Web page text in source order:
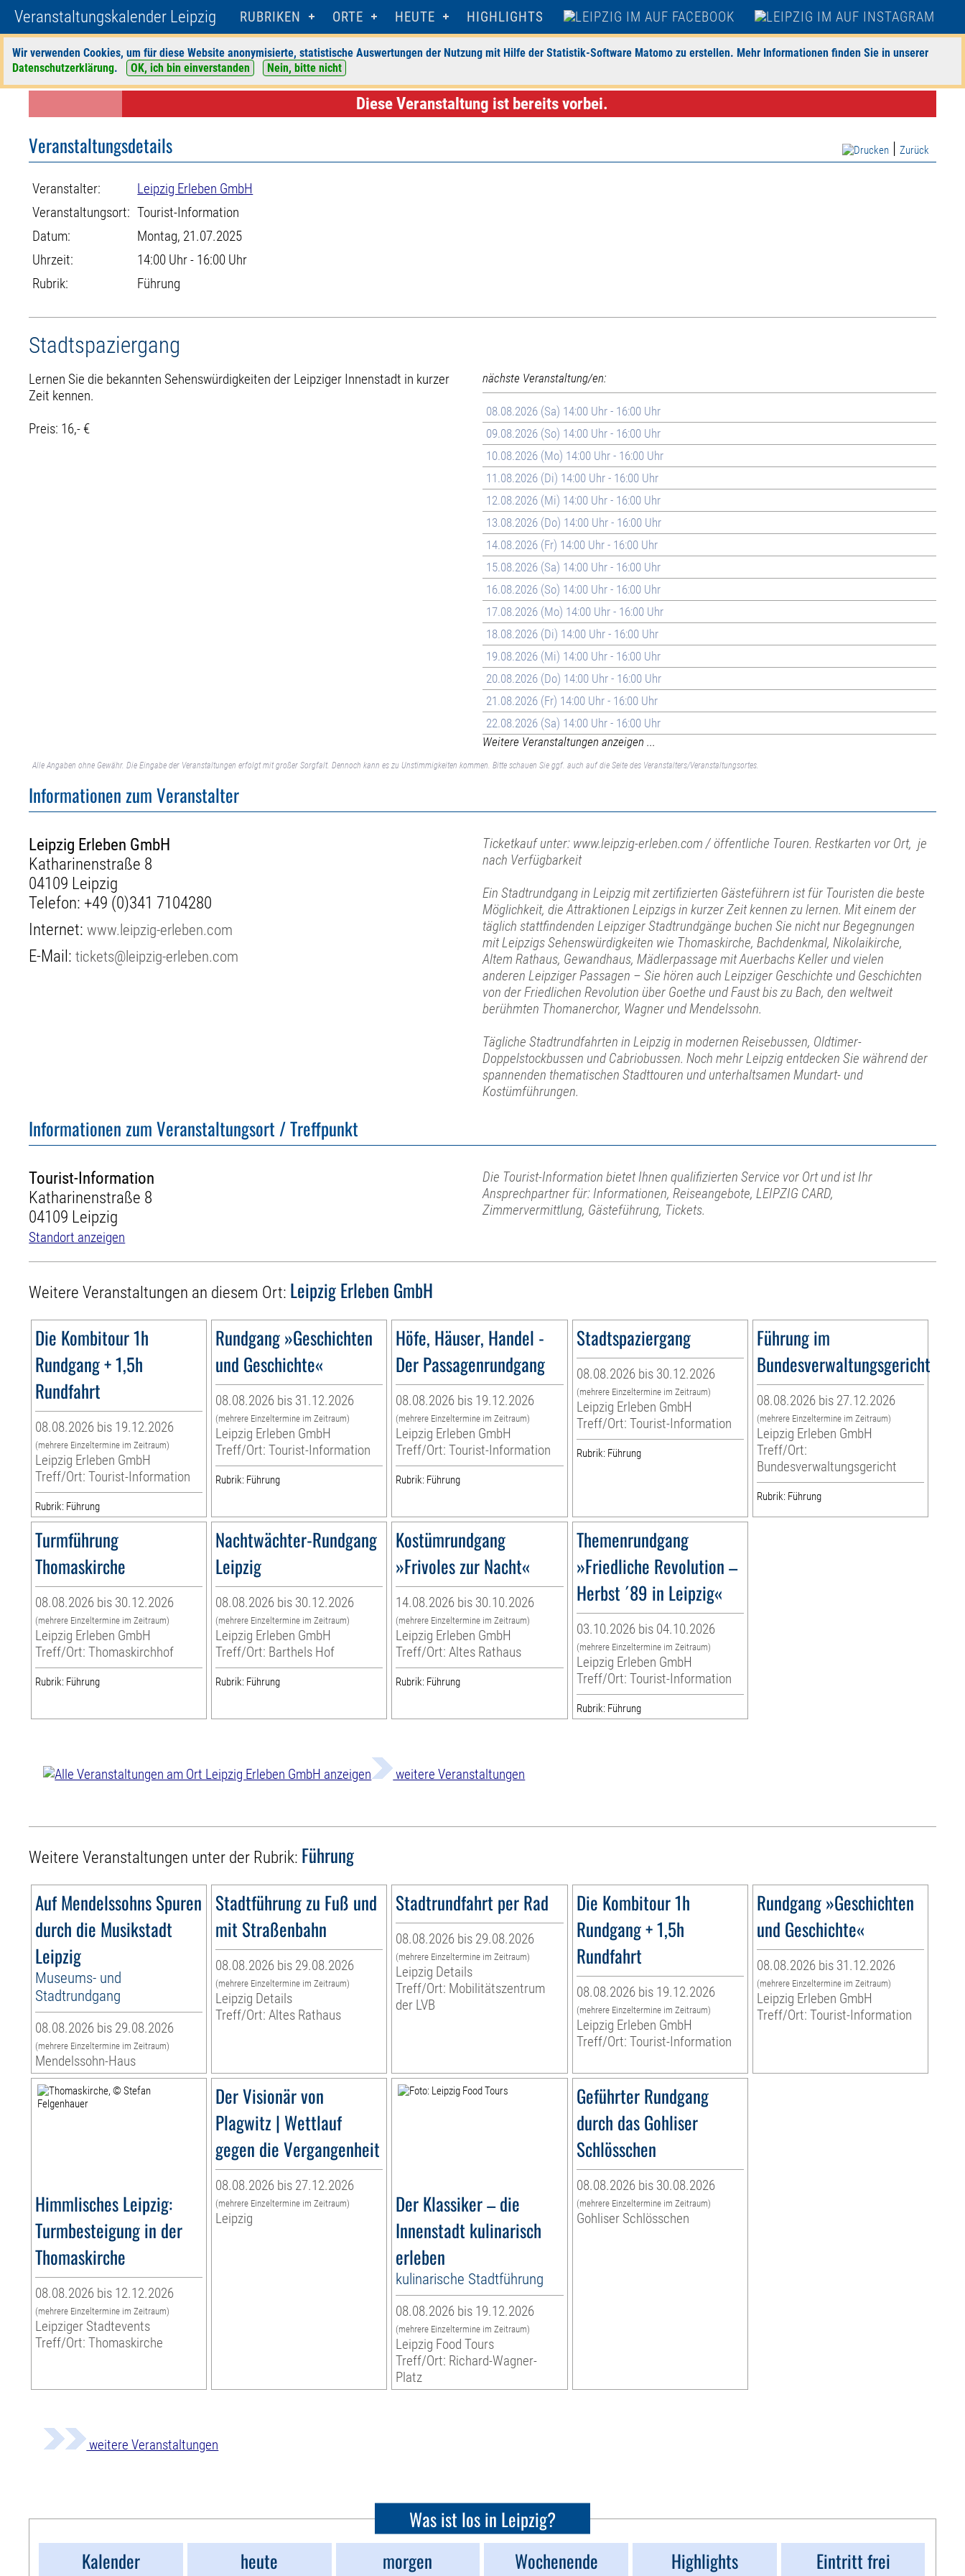
Veranstaltungskalender Leipzig RUBRIKEN ORTE HEUTE HIGHLIGHTS
Wir verwenden Cookies, um für diese Website anonymisierte, statistische Auswertungen der Nutzung mit Hilfe der Statistik-Software Matomo zu erstellen. Mehr Informationen finden Sie in unserer
Datenschutzerklärung. OK, ich bin einverstanden Nein, bitte nicht
Startseite>Veranstaltungen>Suche >Führung>Leipzig Erleben GmbH> Veranstaltungsdetails
Diese Veranstaltung ist bereits vorbei.
| Zurück
Veranstaltungsdetails
Veranstalter:
Leipzig Erleben GmbH
Veranstaltungsort: Tourist-Information
Datum:
Montag, 21.07.2025
Uhrzeit:
14:00 Uhr - 16:00 Uhr
Rubrik:
Führung
Stadtspaziergang
Lernen Sie die bekannten Sehenswürdigkeiten der Leipziger Innenstadt in kurzer
Zeit kennen.
Preis: 16,- €
nächste Veranstaltung/en:
08.08.2026 (Sa) 14:00 Uhr - 16:00 Uhr
09.08.2026 (So) 14:00 Uhr - 16:00 Uhr
10.08.2026 (Mo) 14:00 Uhr - 16:00 Uhr
11.08.2026 (Di) 14:00 Uhr - 16:00 Uhr
12.08.2026 (Mi) 14:00 Uhr - 16:00 Uhr
13.08.2026 (Do) 14:00 Uhr - 16:00 Uhr
14.08.2026 (Fr) 14:00 Uhr - 16:00 Uhr
15.08.2026 (Sa) 14:00 Uhr - 16:00 Uhr
16.08.2026 (So) 14:00 Uhr - 16:00 Uhr
17.08.2026 (Mo) 14:00 Uhr - 16:00 Uhr
18.08.2026 (Di) 14:00 Uhr - 16:00 Uhr
19.08.2026 (Mi) 14:00 Uhr - 16:00 Uhr
20.08.2026 (Do) 14:00 Uhr - 16:00 Uhr
21.08.2026 (Fr) 14:00 Uhr - 16:00 Uhr
22.08.2026 (Sa) 14:00 Uhr - 16:00 Uhr
Weitere Veranstaltungen anzeigen ...
Alle Angaben ohne Gewähr. Die Eingabe der Veranstaltungen erfolgt mit großer Sorgfalt. Dennoch kann es zu Unstimmigkeiten kommen. Bitte schauen Sie ggf. auch auf die Seite des Veranstalters/Veranstaltungsortes.
Informationen zum Veranstalter
Leipzig Erleben GmbH
Katharinenstraße 8
04109 Leipzig
Telefon: +49 (0)341 7104280
Internet:www.leipzig-erleben.com
E-Mail:tickets@leipzig-erleben.com
Ticketkauf unter: www.leipzig-erleben.com / öffentliche Touren. Restkarten vor Ort, je
nach Verfügbarkeit
Ein Stadtrundgang in Leipzig mit zertifizierten Gästeführern ist für Touristen die beste
Möglichkeit, die Attraktionen Leipzigs in kurzer Zeit kennen zu lernen. Mit einem der
täglich stattfindenden Leipziger Stadtrundgänge buchen Sie nicht nur Begegnungen
mit Leipzigs Sehenswürdigkeiten wie Thomaskirche, Bachdenkmal, Nikolaikirche,
Altem Rathaus, Gewandhaus, Mädlerpassage mit Auerbachs Keller und vielen
anderen Leipziger Passagen – Sie hören auch Leipziger Geschichte und Geschichten
von der Friedlichen Revolution über Goethe und Faust bis zu Bach, den weltweit
berühmten Thomanerchor, Wagner und Mendelssohn.
Tägliche Stadtrundfahrten in Leipzig in modernen Reisebussen, Oldtimer-
Doppelstockbussen und Cabriobussen. Noch mehr Leipzig entdecken Sie während der
spannenden thematischen Stadttouren und unterhaltsamen Mundart- und
Kostümführungen.
Informationen zum Veranstaltungsort / Treffpunkt
Tourist-Information
Katharinenstraße 8
04109 Leipzig
Standort anzeigen
Die Tourist-Information bietet Ihnen qualifizierten Service vor Ort und ist Ihr
Ansprechpartner für: Informationen, Reiseangebote, LEIPZIG CARD,
Zimmervermittlung, Gästeführung, Tickets.
Weitere Veranstaltungen an diesem Ort: Leipzig Erleben GmbH
Die Kombitour 1h
Rundgang + 1,5h
Rundfahrt
08.08.2026 bis 19.12.2026
(mehrere Einzeltermine im Zeitraum)
Leipzig Erleben GmbH
Treff/Ort: Tourist-Information
Rubrik: Führung
Rundgang »Geschichten
und Geschichte«
08.08.2026 bis 31.12.2026
(mehrere Einzeltermine im Zeitraum)
Leipzig Erleben GmbH
Treff/Ort: Tourist-Information
Rubrik: Führung
Höfe, Häuser, Handel -
Der Passagenrundgang
08.08.2026 bis 19.12.2026
(mehrere Einzeltermine im Zeitraum)
Leipzig Erleben GmbH
Treff/Ort: Tourist-Information
Rubrik: Führung
Stadtspaziergang
08.08.2026 bis 30.12.2026
(mehrere Einzeltermine im Zeitraum)
Leipzig Erleben GmbH
Treff/Ort: Tourist-Information
Rubrik: Führung
Führung im
Bundesverwaltungsgericht
08.08.2026 bis 27.12.2026
(mehrere Einzeltermine im Zeitraum)
Leipzig Erleben GmbH
Treff/Ort:
Bundesverwaltungsgericht
Rubrik: Führung
Turmführung
Thomaskirche
08.08.2026 bis 30.12.2026
(mehrere Einzeltermine im Zeitraum)
Leipzig Erleben GmbH
Treff/Ort: Thomaskirchhof
Rubrik: Führung
Nachtwächter-Rundgang
Leipzig
08.08.2026 bis 30.12.2026
(mehrere Einzeltermine im Zeitraum)
Leipzig Erleben GmbH
Treff/Ort: Barthels Hof
Rubrik: Führung
Kostümrundgang
»Frivoles zur Nacht«
14.08.2026 bis 30.10.2026
(mehrere Einzeltermine im Zeitraum)
Leipzig Erleben GmbH
Treff/Ort: Altes Rathaus
Rubrik: Führung
Themenrundgang
»Friedliche Revolution –
Herbst ´89 in Leipzig«
03.10.2026 bis 04.10.2026
(mehrere Einzeltermine im Zeitraum)
Leipzig Erleben GmbH
Treff/Ort: Tourist-Information
Rubrik: Führung
weitere Veranstaltungen
Weitere Veranstaltungen unter der Rubrik: Führung
Auf Mendelssohns Spuren
durch die Musikstadt
Leipzig
Museums- und
Stadtrundgang
08.08.2026 bis 29.08.2026
(mehrere Einzeltermine im Zeitraum)
Mendelssohn-Haus
Stadtführung zu Fuß und
mit Straßenbahn
08.08.2026 bis 29.08.2026
(mehrere Einzeltermine im Zeitraum)
Leipzig Details
Treff/Ort: Altes Rathaus
Stadtrundfahrt per Rad
08.08.2026 bis 29.08.2026
(mehrere Einzeltermine im Zeitraum)
Leipzig Details
Treff/Ort: Mobilitätszentrum
der LVB
Die Kombitour 1h
Rundgang + 1,5h
Rundfahrt
08.08.2026 bis 19.12.2026
(mehrere Einzeltermine im Zeitraum)
Leipzig Erleben GmbH
Treff/Ort: Tourist-Information
Rundgang »Geschichten
und Geschichte«
08.08.2026 bis 31.12.2026
(mehrere Einzeltermine im Zeitraum)
Leipzig Erleben GmbH
Treff/Ort: Tourist-Information
Himmlisches Leipzig:
Turmbesteigung in der
Thomaskirche
08.08.2026 bis 12.12.2026
(mehrere Einzeltermine im Zeitraum)
Leipziger Stadtevents
Treff/Ort: Thomaskirche
Der Visionär von
Plagwitz | Wettlauf
gegen die Vergangenheit
08.08.2026 bis 27.12.2026
(mehrere Einzeltermine im Zeitraum)
Leipzig
Der Klassiker – die
Innenstadt kulinarisch
erleben
kulinarische Stadtführung
08.08.2026 bis 19.12.2026
(mehrere Einzeltermine im Zeitraum)
Leipzig Food Tours
Treff/Ort: Richard-Wagner-
Platz
Geführter Rundgang
durch das Gohliser
Schlösschen
08.08.2026 bis 30.08.2026
(mehrere Einzeltermine im Zeitraum)
Gohliser Schlösschen
weitere Veranstaltungen
Was ist los in Leipzig?
Kalender
heute morgen Wochenende Highlights Eintritt frei